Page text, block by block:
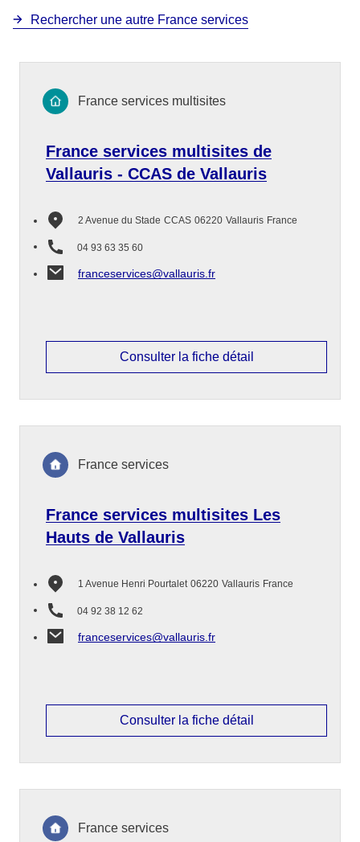
Rechercher une autre France services
France services multisites de
Vallauris - CCAS de Vallauris
2 Avenue du Stade CCAS 06220 Vallauris France
04 93 63 35 60
franceservices@vallauris.fr
France services multisites
Consulter la fiche détail
France services multisites Les
Hauts de Vallauris
1 Avenue Henri Pourtalet 06220 Vallauris France
04 92 38 12 62
franceservices@vallauris.fr
France services
Consulter la fiche détail
France services